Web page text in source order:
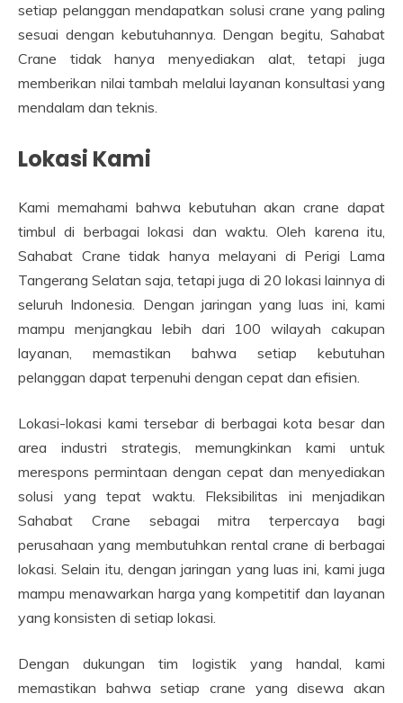
setiap pelanggan mendapatkan solusi crane yang paling
sesuai dengan kebutuhannya. Dengan begitu, Sahabat
Crane tidak hanya menyediakan alat, tetapi juga
memberikan nilai tambah melalui layanan konsultasi yang
mendalam dan teknis.
Lokasi Kami
Kami memahami bahwa kebutuhan akan crane dapat
timbul di berbagai lokasi dan waktu. Oleh karena itu,
Sahabat Crane tidak hanya melayani di Perigi Lama
Tangerang Selatan saja, tetapi juga di 20 lokasi lainnya di
seluruh Indonesia. Dengan jaringan yang luas ini, kami
mampu menjangkau lebih dari 100 wilayah cakupan
layanan, memastikan bahwa setiap kebutuhan
pelanggan dapat terpenuhi dengan cepat dan efisien.
Lokasi-lokasi kami tersebar di berbagai kota besar dan
area industri strategis, memungkinkan kami untuk
merespons permintaan dengan cepat dan menyediakan
solusi yang tepat waktu. Fleksibilitas ini menjadikan
Sahabat Crane sebagai mitra terpercaya bagi
perusahaan yang membutuhkan rental crane di berbagai
lokasi. Selain itu, dengan jaringan yang luas ini, kami juga
mampu menawarkan harga yang kompetitif dan layanan
yang konsisten di setiap lokasi.
Dengan dukungan tim logistik yang handal, kami
memastikan bahwa setiap crane yang disewa akan